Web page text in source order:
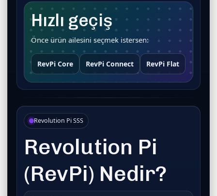
Hızlı geçiş
Önce ürün ailesini seçmek istersen:
RevPi Core RevPi Connect RevPi Flat
Revolution Pi SSS
Revolution Pi
(RevPi) Nedir?